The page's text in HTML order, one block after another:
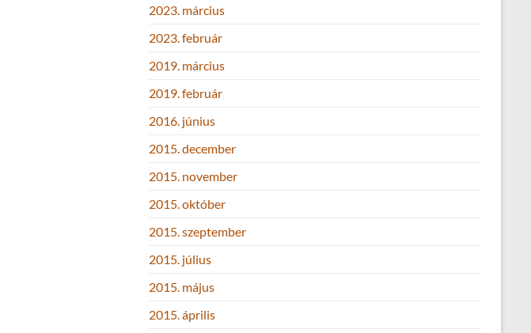
2023. március
2023. február
2019. március
2019. február
2016. június
2015. december
2015. november
2015. október
2015. szeptember
2015. július
2015. május
2015. április